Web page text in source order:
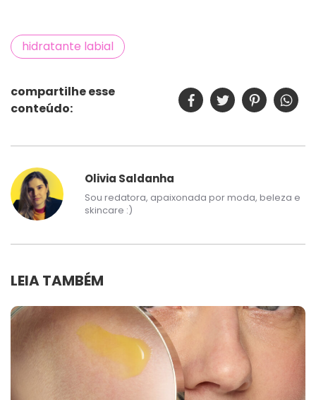
hidratante labial
compartilhe esse
conteúdo:
Olivia Saldanha
Sou redatora, apaixonada por moda, beleza e
skincare :)
LEIA TAMBÉM